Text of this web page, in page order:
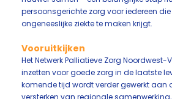
persoonsgerichte zorg voor iedereen
ongeneeslijke ziekte te maken krijgt.
Vooruitkijken
Het Netwerk Palliatieve Zorg Noordwest-
inzetten voor goede zorg in de laatste
komende tijd wordt verder gewerkt aan